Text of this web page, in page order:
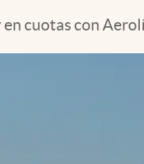
cuotas con